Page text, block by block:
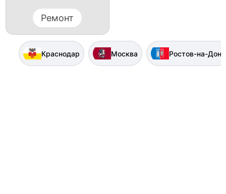
Ремонт
Краснодар Москва Ростов-на-Дону